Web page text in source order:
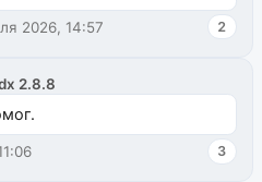
2026, 14:57 2
2.8.8
3